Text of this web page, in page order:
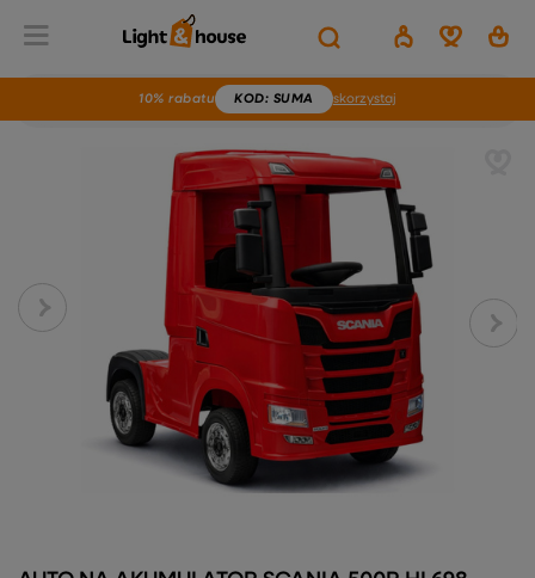
10% rabatu KOD: SUMA skorzystaj